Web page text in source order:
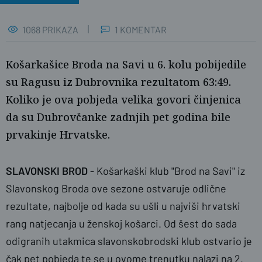
1068 PRIKAZA 1 KOMENTAR
Košarkašice Broda na Savi u 6. kolu pobijedile
su Ragusu iz Dubrovnika rezultatom 63:49.
Koliko je ova pobjeda velika govori činjenica
da su Dubrovčanke zadnjih pet godina bile
prvakinje Hrvatske.
SLAVONSKI BROD- Košarkaški klub "Brod na Savi" iz
Slavonskog Broda ove sezone ostvaruje odlične
rezultate, najbolje od kada su ušli u najviši hrvatski
rang natjecanja u ženskoj košarci. Od šest do sada
odigranih utakmica slavonskobrodski klub ostvario je
čak pet pobjeda te se u ovome trenutku nalazi na 2.